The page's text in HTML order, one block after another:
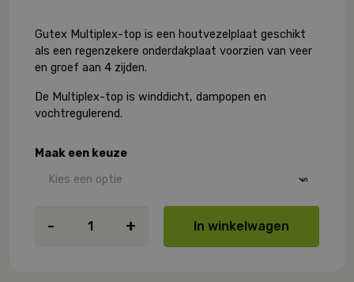
Gutex Multiplex-top is een houtvezelplaat geschikt
als een regenzekere onderdakplaat voorzien van veer
en groef aan 4 zijden.
De Multiplex-top is winddicht, dampopen en
vochtregulerend.
Maak een keuze
-
Multiplex-
+ In winkelwagen